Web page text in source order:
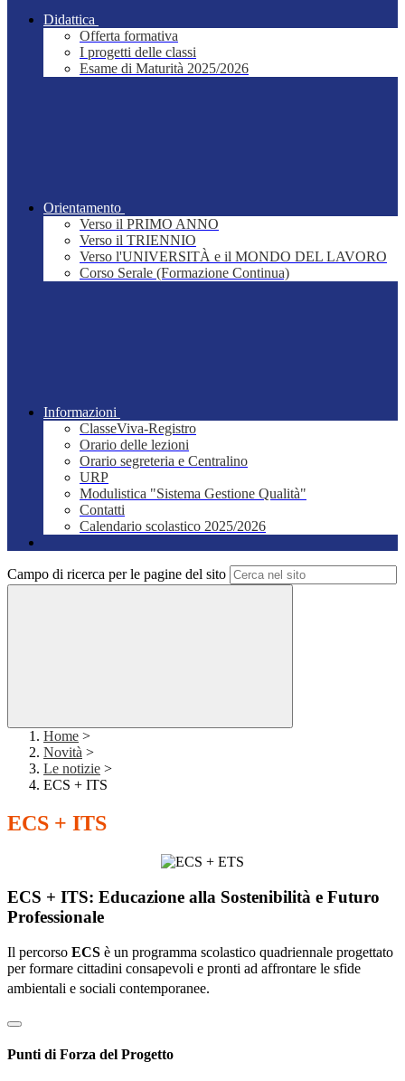
Didattica
Offerta formativa
I progetti delle classi
Esame di Maturità 2025/2026
Orientamento
Verso il PRIMO ANNO
Verso il TRIENNIO
Verso l'UNIVERSITÀ e il MONDO DEL LAVORO
Corso Serale (Formazione Continua)
Informazioni
ClasseViva-Registro
Orario delle lezioni
Orario segreteria e Centralino
URP
Modulistica "Sistema Gestione Qualità"
Contatti
Calendario scolastico 2025/2026
Campo di ricerca per le pagine del sito
Home >
Novità >
Le notizie >
ECS + ITS
ECS + ITS
ECS + ITS: Educazione alla Sostenibilità e Futuro
Professionale
Il percorso ECS è un programma scolastico quadriennale progettato
per formare cittadini consapevoli e pronti ad affrontare le sfide
ambientali e sociali contemporanee.
Punti di Forza del Progetto